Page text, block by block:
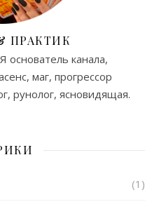
ПРАКТИК
основатель канала,
маг, прогрессор
рунолог, ясновидящая.
(1)